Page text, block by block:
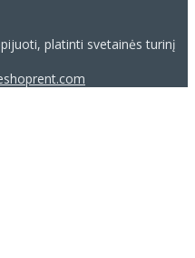
platinti svetainės turinį